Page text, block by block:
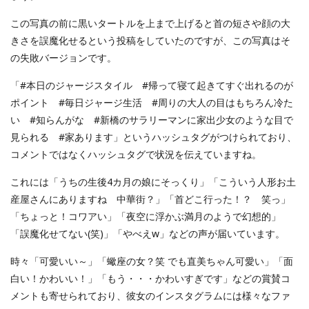
この写真の前に黒いタートルを上まで上げると首の短さや顔の大
きさを誤魔化せるという投稿をしていたのですが、この写真はそ
の失敗バージョンです。
「#本日のジャージスタイル #帰って寝て起きてすぐ出れるのが
ポイント #毎日ジャージ生活 #周りの大人の目はもちろん冷た
い #知らんがな #新橋のサラリーマンに家出少女のような目で
見られる #家あります」というハッシュタグがつけられており、
コメントではなくハッシュタグで状況を伝えていますね。
これには「うちの生後4カ月の娘にそっくり」「こういう人形お土
産屋さんにありますね 中華街？」「首どこ行った！？ 笑っ」
「ちょっと！コワアい」「夜空に浮かぶ満月のようで幻想的」
「誤魔化せてない(笑)」「やべえw」などの声が届いています。
時々「可愛いい～」「蠍座の女？笑 でも直美ちゃん可愛い」「面
白い！かわいい！」「もう・・・かわいすぎです」などの賞賛コ
メントも寄せられており、彼女のインスタグラムには様々なファ